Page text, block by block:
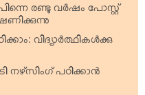
രണ്ടു വര്‍ഷം പോസ്റ്റ്
വിദ്യാര്‍ത്ഥികള്‍ക്കു
നഴ്‌സിംഗ് പഠിക്കാന്‍